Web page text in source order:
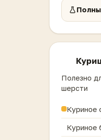
Полезно
шерсти
Куриное
Куриное